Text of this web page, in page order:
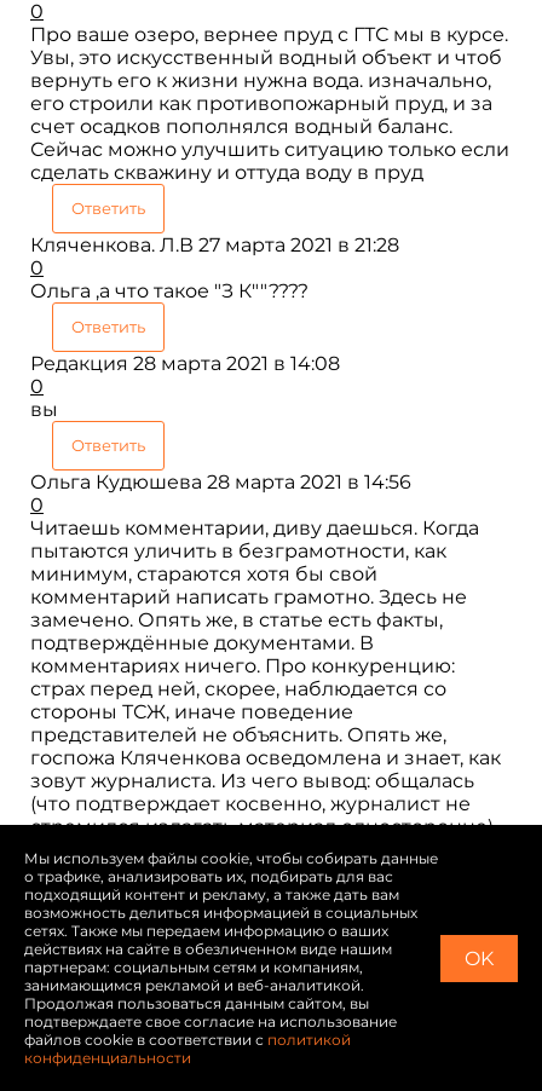
0
Про ваше озеро, вернее пруд с ГТС мы в курсе.
Увы, это искусственный водный объект и чтоб
вернуть его к жизни нужна вода. изначально,
его строили как противопожарный пруд, и за
счет осадков пополнялся водный баланс.
Сейчас можно улучшить ситуацию только если
сделать скважину и оттуда воду в пруд
Ответить
Кляченкова. Л.В 27 марта 2021 в 21:28
0
Ольга ,а что такое "З К""????
Ответить
Редакция 28 марта 2021 в 14:08
0
вы
Ответить
Ольга Кудюшева 28 марта 2021 в 14:56
0
Читаешь комментарии, диву даешься. Когда
пытаются уличить в безграмотности, как
минимум, стараются хотя бы свой
комментарий написать грамотно. Здесь не
замечено. Опять же, в статье есть факты,
подтверждённые документами. В
комментариях ничего. Про конкуренцию:
страх перед ней, скорее, наблюдается со
стороны ТСЖ, иначе поведение
представителей не объяснить. Опять же,
госпожа Кляченкова осведомлена и знает, как
зовут журналиста. Из чего вывод: общалась
(что подтверждает косвенно, журналист не
стремился излагать материал односторонне).
Пишет: «предложение о встрече в силе»,
значит звонила (сама или ее доверенные),
значит есть номер, но раз до сих пор встречи
не было, вывод: или ей и Ко не интересно, или
ей и Ко страшно, ведь журналист может и
больше раскопать неприглядного, журналиста
так просто не обманешь. И потом, давно
известно, лучший способ защиты – наглое и
беспринципное нападение. На молодежном
сленге: «взять на понт». Количество и качество
Мы используем файлы cookie, чтобы собирать данные
о трафике, анализировать их, подбирать для вас
подходящий контент и рекламу, а также дать вам
возможность делиться информацией в социальных
сетях. Также мы передаем информацию о ваших
действиях на сайте в обезличенном виде нашим
партнерам: социальным сетям и компаниям,
занимающимся рекламой и веб-аналитикой.
Продолжая пользоваться данным сайтом, вы
подтверждаете свое согласие на использование
файлов cookie в соответствии с политикой
конфиденциальности
OK